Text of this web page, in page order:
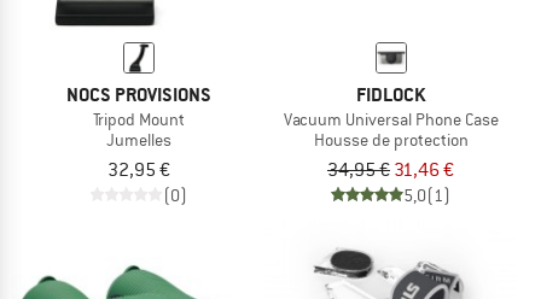
NOCS PROVISIONS
Tripod Mount
Jumelles
32,95 €
(0)
FIDLOCK
Vacuum Universal Phone Case
Housse de protection
34,95 € 31,46 €
5,0(1)